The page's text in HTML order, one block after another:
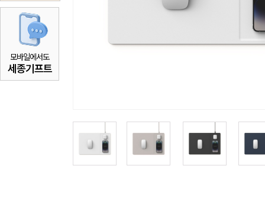
모바일에서도
세종기프트